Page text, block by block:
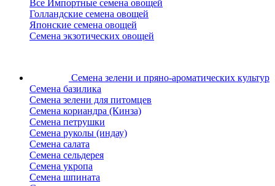
Все Импортные семена овощей
Голландские семена овощей
Японские семена овощей
Семена экзотических овощей
Семена зелени и пряно-ароматических культур
Семена базилика
Семена зелени для питомцев
Семена кориандра (Кинза)
Семена петрушки
Семена руколы (индау)
Семена салата
Семена сельдерея
Семена укропа
Семена шпината